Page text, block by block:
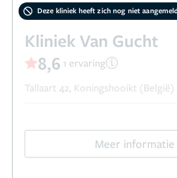
Deze kliniek heeft zich nog niet
Kliniek Van Gucht
8,6 1 ervaring
Tallaart 42, Koningshooikt (België)
Meer informatie